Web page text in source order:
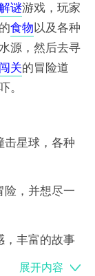
谜游戏，玩家
食物以及各种
源，然后去寻
闯关的冒险道
。
击星球，各种
险，并想尽一
，丰富的故事
展开内容